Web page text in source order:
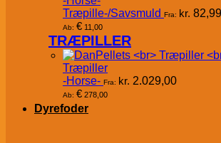
Træpille-/Savsmuld Fra: kr. 82,99
Ab: € 11,00
TRÆPILLER
Træpiller
-Horse- Fra: kr. 2.029,00
Ab: € 278,00
Dyrefoder